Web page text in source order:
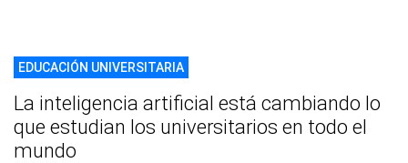
EDUCACIÓN UNIVERSITARIA
La inteligencia artificial está cambiando lo
que estudian los universitarios en todo el
mundo